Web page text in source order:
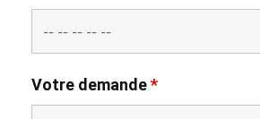
Votre demande*